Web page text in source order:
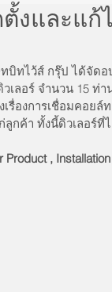
งและแ
บิทไว้ส์ กรุ๊ป ได้จัด
ลอร์ จำนวน 15 ท่า
รื่องการเชื่อมคอยล์
กค้า ทั้งนี้ดิวเลอร์ที่
Product ,